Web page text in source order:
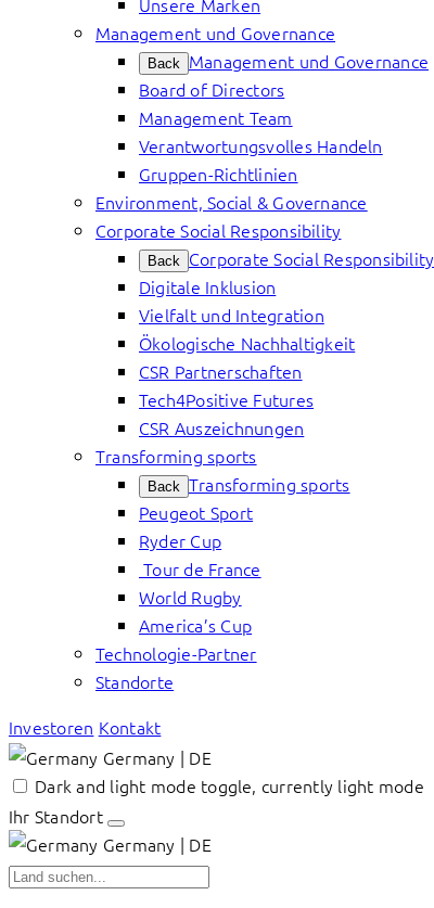
Management und Governance
Back Management und Governance
Board of Directors
Management Team
Verantwortungsvolles Handeln
Gruppen-Richtlinien
Environment, Social & Governance
Corporate Social Responsibility
Back Corporate Social Responsibility
Digitale Inklusion
Vielfalt und Integration
Ökologische Nachhaltigkeit
CSR Partnerschaften
Tech4Positive Futures
CSR Auszeichnungen
Transforming sports
Back Transforming sports
Peugeot Sport
Ryder Cup
Tour de France
World Rugby
America’s Cup
Technologie-Partner
Standorte
Investoren Kontakt
Germany | DE
Dark and light mode toggle, currently light mode
Ihr Standort
Germany | DE